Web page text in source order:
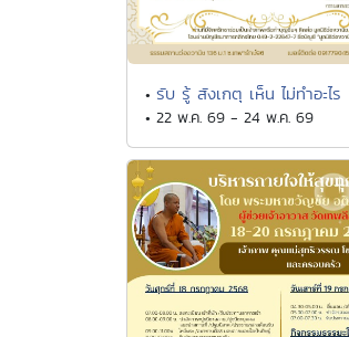
• รับ รู้ สังเกตุ เห็น ไม่ทำอะไร
• 22 พ.ค. 69 - 24 พ.ค. 69